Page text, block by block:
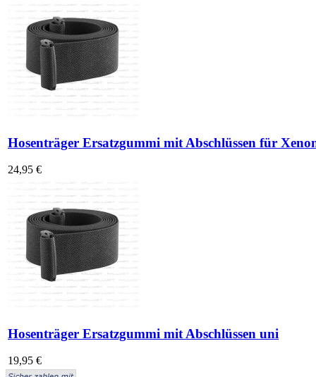
Hosenträger Ersatzgummi mit Abschlüssen für
24,95 €
Hosenträger Ersatzgummi mit Abschlüssen uni
19,95 €